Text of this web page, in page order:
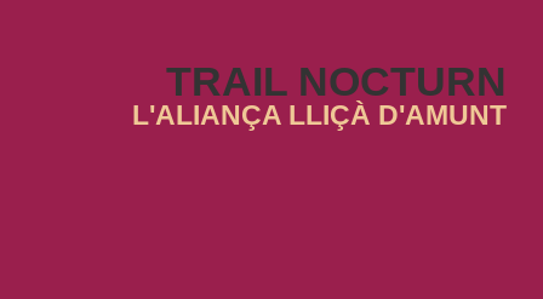
TRAIL NOCTURN
L'ALIANÇA LLIÇÀ D'AMUNT